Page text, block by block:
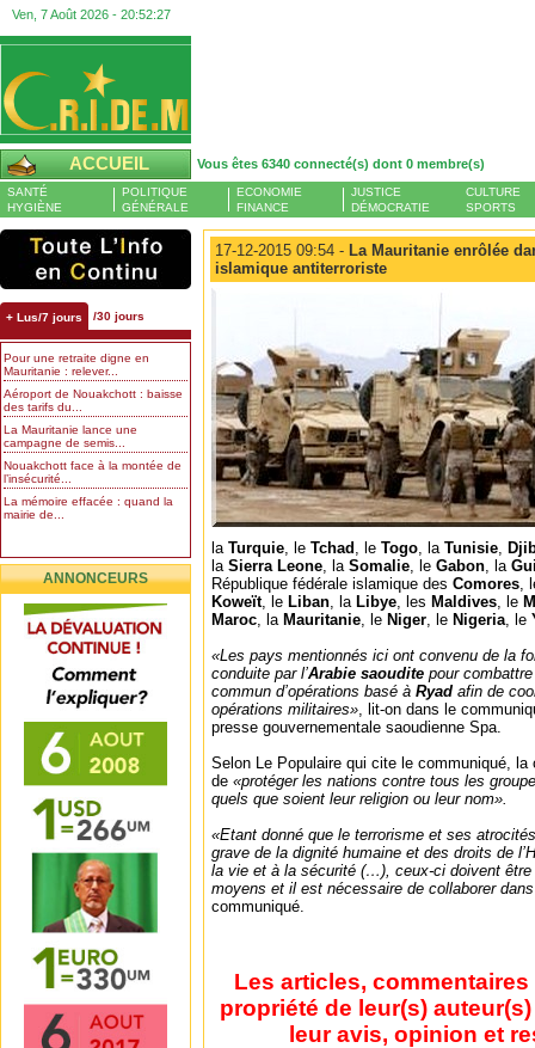
Ven, 7 Août 2026 - 20:52:28
ACCUEIL Vous êtes 6340 connecté(s) dont 0 membre(s)
SANTÉ
HYGIÈNE
POLITIQUE
GÉNÉRALE
ECONOMIE
FINANCE
JUSTICE
DÉMOCRATIE
CULTURE
SPORTS
+ Lus/7 jours /30 jours
Pour une retraite digne en
Mauritanie : relever...
Aéroport de Nouakchott : baisse
des tarifs du...
La Mauritanie lance une
campagne de semis...
Nouakchott face à la montée de
l’insécurité...
La mémoire effacée : quand la
mairie de...
ANNONCEURS
17-12-2015 09:54 - La Mauritanie enrôlée
islamique antiterroriste
la Turquie, le Tchad , le Togo, la Tunisie,
laSierra Leone, la Somalie, le Gabon, la
République fédérale islamique des Comores,
Koweït, le Liban, la Libye, les Maldives, le
Maroc, la Mauritanie, le Niger, le Nigeria, le
«Les pays mentionnés ici ont convenu de la
conduite par l’Arabie saoudite pour
commun d’opérations basé à Ryad afin de
opérations militaires», lit-on dans le
presse gouvernementale saoudienne Spa.
Selon Le Populaire qui cite le communiqué, la
de «protéger les nations contre tous les
quels que soient leur religion ou leur nom».
«Etant donné que le terrorisme et ses
grave de la dignité humaine et des droits de
la vie et à la sécurité (…), ceux-ci doivent
moyens et il est nécessaire de collaborer
communiqué.
Les articles,
propriété de leur(s)
leur avis, opinion et